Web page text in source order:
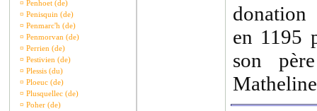
¤ Penhoet (de)
¤ Penisquin (de)
¤ Penmarc'h (de)
¤ Penmorvan (de)
¤ Perrien (de)
¤ Pestivien (de)
¤ Plessis (du)
¤ Ploeuc (de)
¤ Plusquellec (de)
¤ Poher (de)
donation
en 1195
son